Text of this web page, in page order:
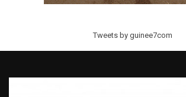
Tweets by guinee7com